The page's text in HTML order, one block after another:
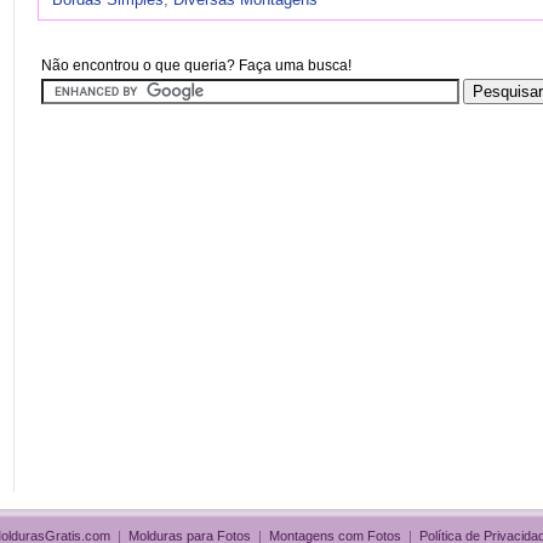
Não encontrou o que queria? Faça uma busca!
| Molduras para Fotos | Montagens com Fotos | Política de